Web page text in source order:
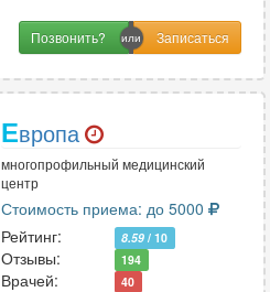
Позвонить?
Европа
многопрофильный медицинский
центр
Стоимость приема: до 5000
Рейтинг:
8.59 / 10
Отзывы: 194
Врачей: 40